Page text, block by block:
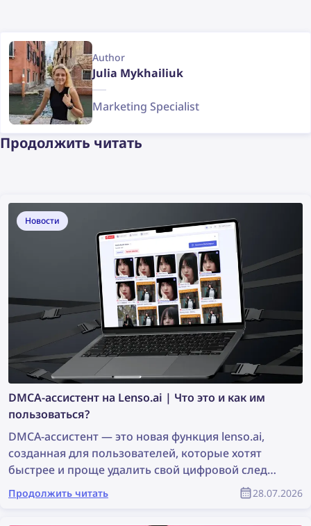
Author
Julia Mykhailiuk
Marketing Specialist
Продолжить читать
Новости
DMCA-ассистент на Lenso.ai | Что это и как им
пользоваться?
DMCA-ассистент — это новая функция lenso.ai,
созданная для пользователей, которые хотят
быстрее и проще удалить свой цифровой след
или фотографии, защищённые авторским
правом. Инструмент создаёт готовые к
Продолжить читать 28.07.2026